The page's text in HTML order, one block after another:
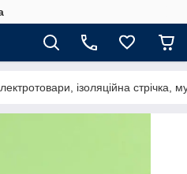
ізоляційна стрічка,